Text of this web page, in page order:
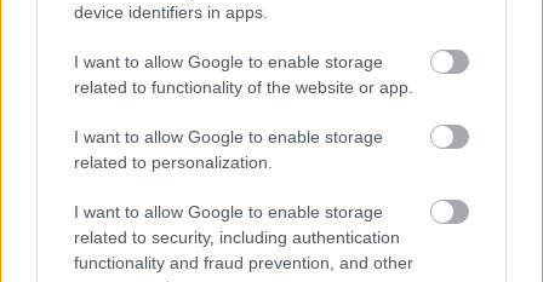
device identifiers in apps.
I want to allow Google to enable storage
related to functionality of the website or app.
I want to allow Google to enable storage
related to personalization.
I want to allow Google to enable storage
related to security, including authentication
functionality and fraud prevention, and other
CZUNYINÉ HARCA A GMAIL ÉS AZ ÖNKÉNY ELLEN
- LETILTOTTA A GOOGLE A VÉDVONAL LEVELEZŐ
Nem vicc! A Fidesz maradéka tényleg egy ingyenes e-mail
Szólj hozzá!